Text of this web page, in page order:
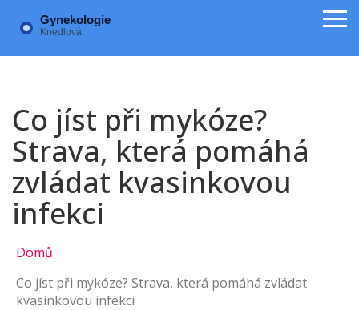
Co jíst při mykóze?
Strava, která pomáhá
zvládat kvasinkovou
infekci
Domů
Co jíst při mykóze? Strava, která pomáhá zvládat
kvasinkovou infekci